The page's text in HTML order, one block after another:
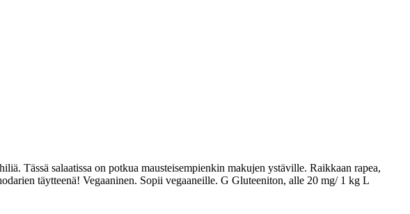
Tässä salaatissa on potkua mausteisempienkin makujen ystäville. Raikkaan rapea,
täytteenä! Vegaaninen. Sopii vegaaneille. G Gluteeniton, alle 20 mg/ 1 kg L